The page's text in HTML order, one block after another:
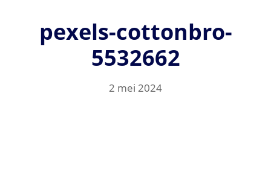
pexels-cottonbro-
5532662
2 mei 2024